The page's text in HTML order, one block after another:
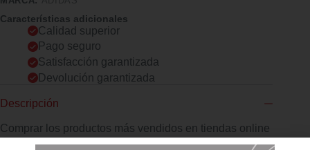
Características adicionales
Calidad superior
Pago seguro
Satisfacción garantizada
Devolución garantizada
Descripción
Comprar los productos más vendidos en tiendas online